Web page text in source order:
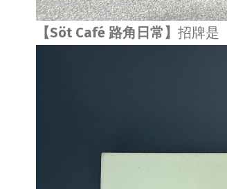
【Söt Café 路角日常】 招牌是